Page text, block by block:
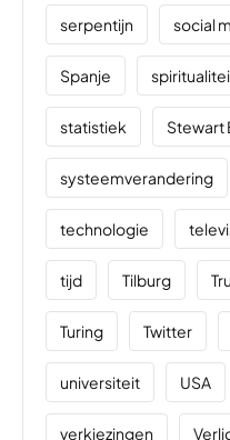
serpentijn social
Spanje
statistiek Stewart
systeemverandering
technologie
tijd Tilburg
Turing Twitter
universiteit USA
verkiezingen